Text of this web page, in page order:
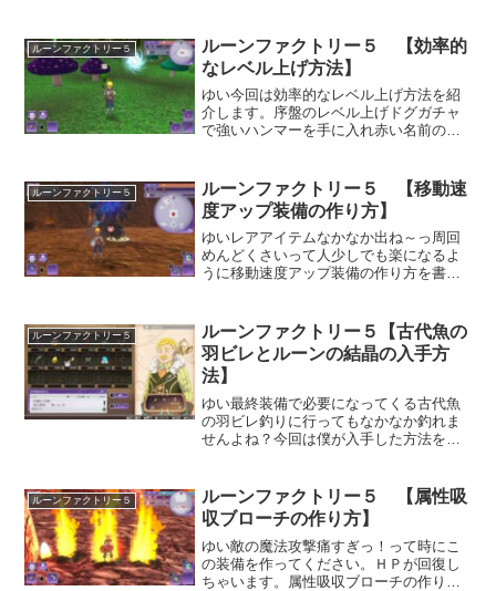
ます。サッパリポイズン・毒消し草メデ
ィポイズンマヒ走れ...
ルーンファクトリー５
ルーンファクトリー５ 【効率的
なレベル上げ方法】
ゆい今回は効率的なレベル上げ方法を紹
介します。序盤のレベル上げドグガチャ
で強いハンマーを手に入れ赤い名前のレ
れてレベルの高いモンスターがいるので
倒されないくらいの敵をハン...
ルーンファクトリー５
ルーンファクトリー５ 【移動速
度アップ装備の作り方】
ゆいレアアイテムなかなか出ね～っ周回
めんどくさいって人少しでも楽になるよ
うに移動速度アップ装備の作り方を書い
ゴーストブーツ作成方法から。高級なボ
ロ布はリグバースの迷宮２...
ルーンファクトリー５
ルーンファクトリー５【古代魚の
羽ビレとルーンの結晶の入手方
法】
ゆい最終装備で必要になってくる古代魚
の羽ビレ釣りに行ってもなかなか釣れま
せんよね？今回は僕が入手した方法を記
備に絶対必要になってくる古代魚の羽ビ
レ海賊王のアジト２Ｆで釣...
ルーンファクトリー５
ルーンファクトリー５ 【属性吸
収ブローチの作り方】
ゆい敵の魔法攻撃痛すぎっ！って時にこ
の装備を作ってください。ＨＰが回復し
ちゃいます。属性吸収ブローチの作り方